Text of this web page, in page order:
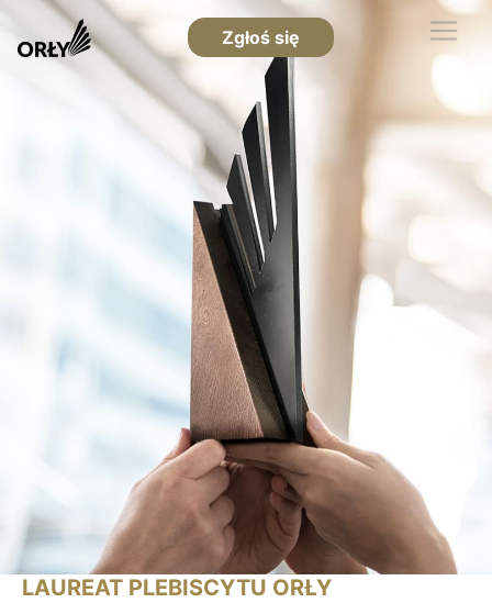
Zgłoś się
LAUREAT PLEBISCYTU ORŁY